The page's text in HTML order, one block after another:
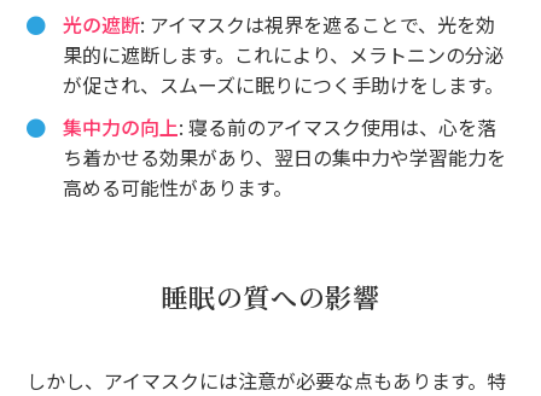
光の遮断: アイマスクは視界を遮ることで、光を効
果的に遮断します。これにより、メラトニンの分泌
が促され、スムーズに眠りにつく手助けをします。
集中力の向上: 寝る前のアイマスク使用は、心を落
ち着かせる効果があり、翌日の集中力や学習能力を
高める可能性があります。
睡眠の質への影響
しかし、アイマスクには注意が必要な点もあります。特